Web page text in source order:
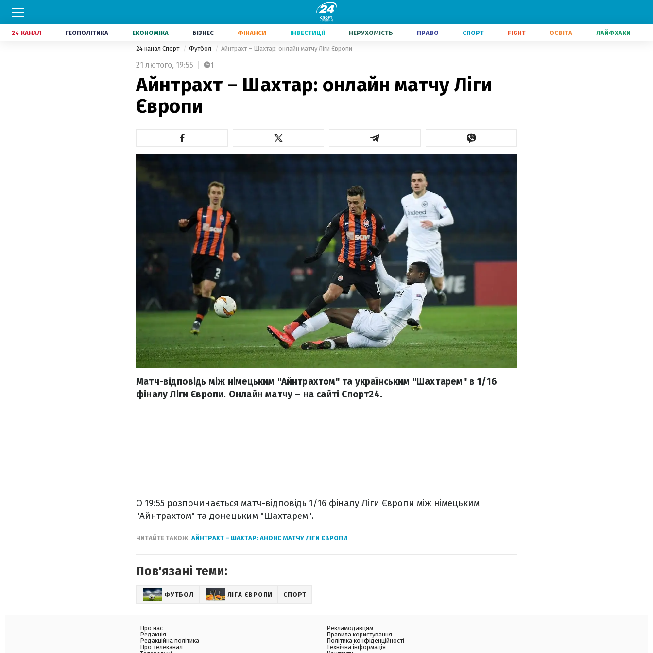
24 КАНАЛ ГЕОПОЛІТИКА ЕКОНОМІКА БІЗНЕС ФІНАНСИ ІНВЕСТИЦІЇ НЕРУХОМІСТЬ ПРАВО СПОРТ FIGHT ОСВІТА ЛАЙФХАКИ
24 канал Спорт Футбол Айнтрахт – Шахтар: онлайн матчу Ліги Європи
21 лютого, 19:55 1
Айнтрахт – Шахтар: онлайн матчу Ліги
Європи
Матч-відповідь між німецьким "Айнтрахтом" та українським "Шахтарем" в 1/16
фіналу Ліги Європи. Онлайн матчу – на сайті Спорт24.
О 19:55 розпочинається матч-відповідь 1/16 фіналу Ліги Європи між німецьким
"Айнтрахтом" та донецьким "Шахтарем".
ЧИТАЙТЕ ТАКОЖ: АЙНТРАХТ – ШАХТАР: АНОНС МАТЧУ ЛІГИ ЄВРОПИ
Пов'язані теми:
ФУТБОЛ ЛІГА ЄВРОПИ СПОРТ
Про нас
Редакція
Редакційна політика
Про телеканал
Рекламодавцям
Правила користування
Політика конфіденційності
Технічна інформація